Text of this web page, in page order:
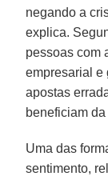
negando a
explica.
pessoas com
empresarial e
apostas
beneficiam
Uma das
sentimento,